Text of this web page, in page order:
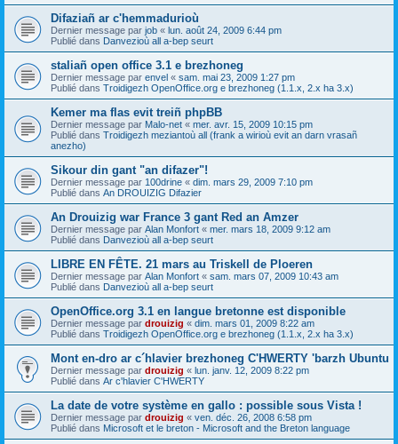
Difaziañ ar c'hemmadurioù
Dernier message par job « lun. août 24, 2009 6:44 pm
Publié dans Danvezioù all a-bep seurt
staliañ open office 3.1 e brezhoneg
Dernier message par envel « sam. mai 23, 2009 1:27 pm
Publié dans Troidigezh OpenOffice.org e brezhoneg (1.1.x, 2.x ha 3.x)
Kemer ma flas evit treiñ phpBB
Dernier message par Malo-net « mer. avr. 15, 2009 10:15 pm
Publié dans Troidigezh meziantoù all (frank a wirioù evit an darn vrasañ
anezho)
Sikour din gant "an difazer"!
Dernier message par 100drine « dim. mars 29, 2009 7:10 pm
Publié dans An DROUIZIG Difazier
An Drouizig war France 3 gant Red an Amzer
Dernier message par Alan Monfort « mer. mars 18, 2009 9:12 am
Publié dans Danvezioù all a-bep seurt
LIBRE EN FÊTE. 21 mars au Triskell de Ploeren
Dernier message par Alan Monfort « sam. mars 07, 2009 10:43 am
Publié dans Danvezioù all a-bep seurt
OpenOffice.org 3.1 en langue bretonne est disponible
Dernier message par drouizig « dim. mars 01, 2009 8:22 am
Publié dans Troidigezh OpenOffice.org e brezhoneg (1.1.x, 2.x ha 3.x)
Mont en-dro ar c´hlavier brezhoneg C'HWERTY 'barzh Ubuntu
Dernier message par drouizig « lun. janv. 12, 2009 8:22 pm
Publié dans Ar c'hlavier C'HWERTY
La date de votre système en gallo : possible sous Vista !
Dernier message par drouizig « ven. déc. 26, 2008 6:58 pm
Publié dans Microsoft et le breton - Microsoft and the Breton language